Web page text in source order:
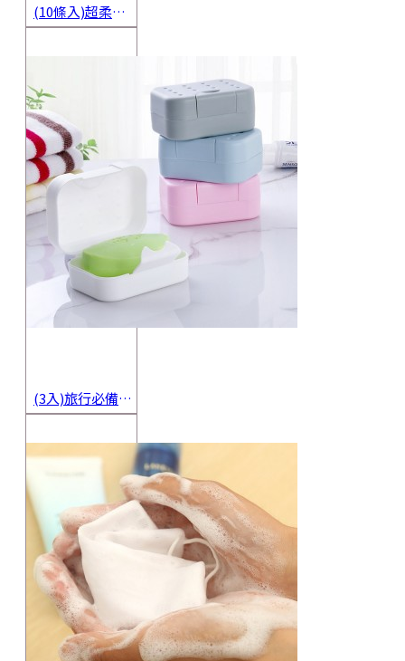
(10條入)超柔軟抹布 不沾油洗碗巾 多用途擦拭布
(3入)旅行必備密封香皂收納盒 方便攜帶防水海綿肥皂盒 香皂盒